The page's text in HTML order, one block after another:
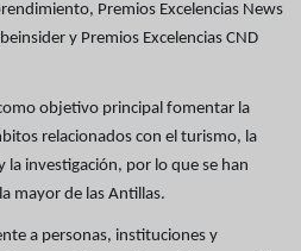
Premios Excelencias News
y Premios Excelencias CND
objetivo principal fomentar la
relacionados con el turismo, la
investigación, por lo que se han
mayor de las Antillas.
a personas, instituciones y